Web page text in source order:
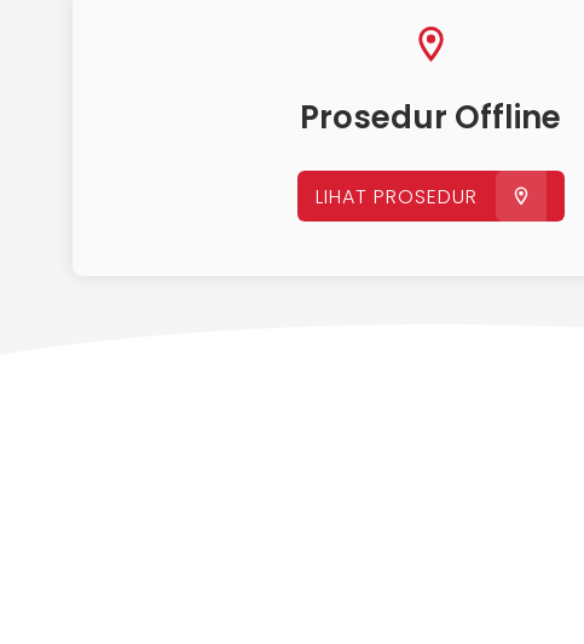
Prosedur Offline
LIHAT PROSEDUR